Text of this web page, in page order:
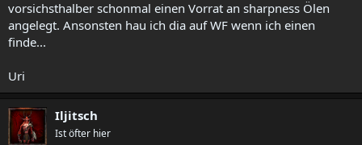
vorsichsthalber schonmal einen Vorrat an sharpness Ölen
angelegt. Ansonsten hau ich dia auf WF wenn ich einen
finde...
Uri
Iljitsch
Ist öfter hier